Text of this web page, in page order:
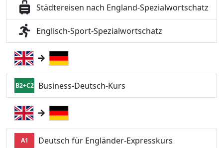
Städtereisen nach England-Spezialwortschatz
Englisch-Sport-Spezialwortschatz
B2+C2 Business-Deutsch-Kurs
A1 Deutsch für Engländer-Expresskurs